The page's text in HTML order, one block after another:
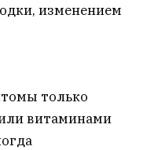
изменением
только
витаминами